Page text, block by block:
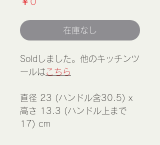
在庫なし
Soldしました。他のキッチンツ
ールはこちら
直径 23 (ハンドル含30.5) x
高さ 13.3 (ハンドル上まで
17) cm